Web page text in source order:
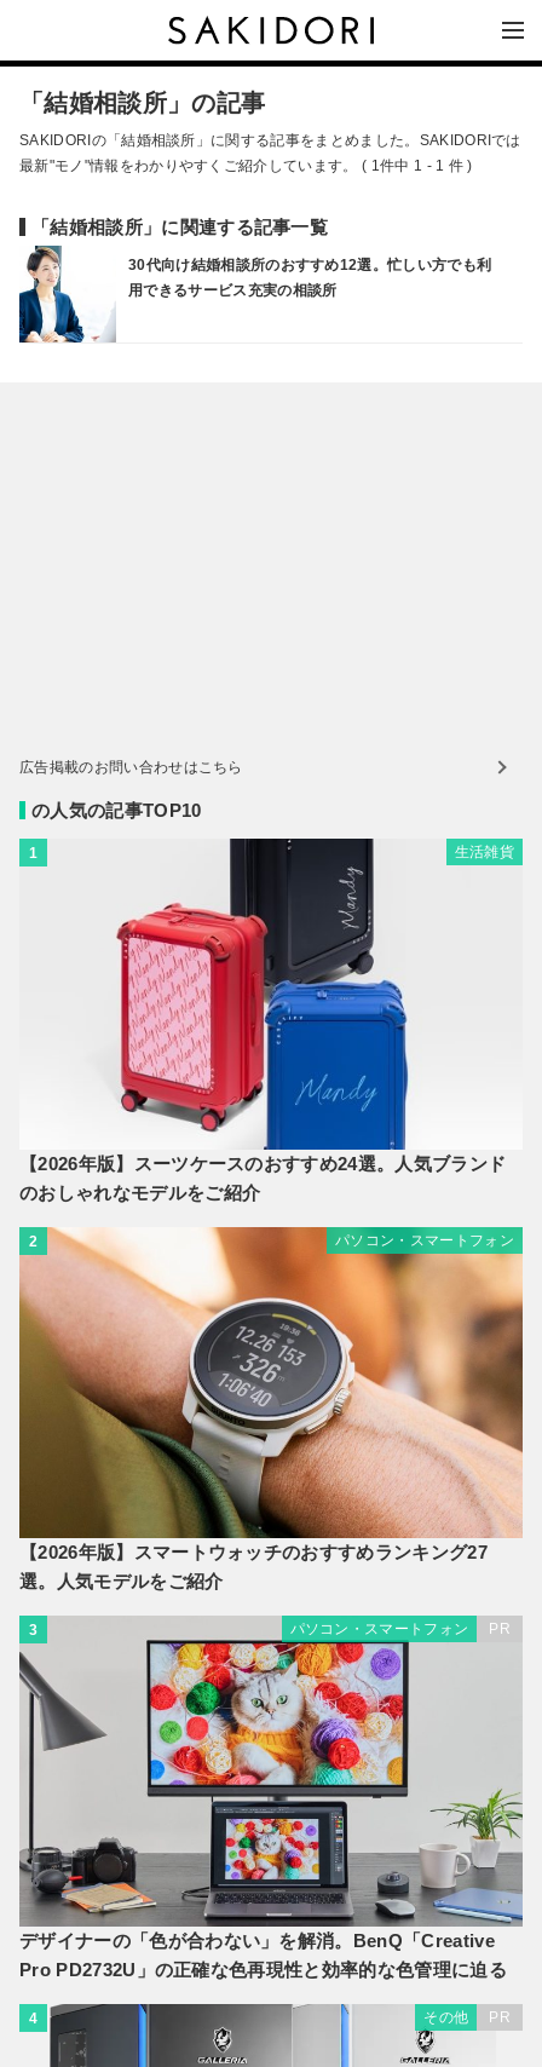
「結婚相談所」の記事
SAKIDORIの「結婚相談所」に関する記事をまとめました。SAKIDORIでは
最新"モノ"情報をわかりやすくご紹介しています。 ( 1件中 1 - 1 件 )
「結婚相談所」に関連する記事一覧
30代向け結婚相談所のおすすめ12選。忙しい方でも利
用できるサービス充実の相談所
広告掲載のお問い合わせはこちら
の人気の記事TOP10
1 生活雑貨
【2026年版】スーツケースのおすすめ24選。人気ブランド
のおしゃれなモデルをご紹介
2 パソコン・スマートフォン
【2026年版】スマートウォッチのおすすめランキング27
選。人気モデルをご紹介
3 パソコン・スマートフォン PR
デザイナーの「色が合わない」を解消。BenQ「Creative
Pro PD2732U」の正確な色再現性と効率的な色管理に迫る
4 その他 PR